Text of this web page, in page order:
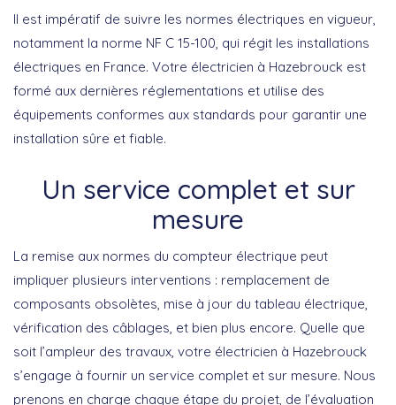
Il est impératif de suivre les normes électriques en vigueur,
notamment la norme NF C 15-100, qui régit les installations
électriques en France. Votre électricien à Hazebrouck est
formé aux dernières réglementations et utilise des
équipements conformes aux standards pour garantir une
installation sûre et fiable.
Un service complet et sur
mesure
La remise aux normes du compteur électrique peut
impliquer plusieurs interventions : remplacement de
composants obsolètes, mise à jour du tableau électrique,
vérification des câblages, et bien plus encore. Quelle que
soit l’ampleur des travaux, votre électricien à Hazebrouck
s’engage à fournir un service complet et sur mesure. Nous
prenons en charge chaque étape du projet, de l’évaluation